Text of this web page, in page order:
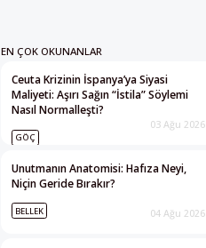
EN ÇOK OKUNANLAR
Ceuta Krizinin İspanya’ya Siyasi
Maliyeti: Aşırı Sağın “İstila” Söylemi
Nasıl Normalleşti?
GÖÇ
03 Ağu 2026
Unutmanın Anatomisi: Hafıza Neyi,
Niçin Geride Bırakır?
BELLEK 04 Ağu 2026